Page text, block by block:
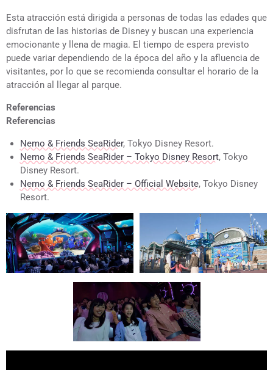
Esta atracción está dirigida a personas de todas las edades que
disfrutan de las historias de Disney y buscan una experiencia
emocionante y llena de magia. El tiempo de espera previsto
puede variar dependiendo de la época del año y la afluencia de
visitantes, por lo que se recomienda consultar el horario de la
atracción al llegar al parque.
Referencias
Referencias
Nemo & Friends SeaRider, Tokyo Disney Resort.
Nemo & Friends SeaRider – Tokyo Disney Resort, Tokyo
Disney Resort.
Nemo & Friends SeaRider – Official Website, Tokyo Disney
Resort.